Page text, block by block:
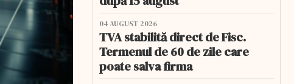
04 AUGUST 2026
TVA stabilită direct de Fisc.
Termenul de 60 de zile care
poate salva firma